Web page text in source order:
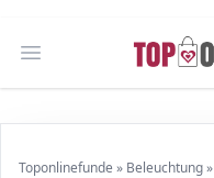
Open main menu
Toponlinefunde » Beleuchtung»